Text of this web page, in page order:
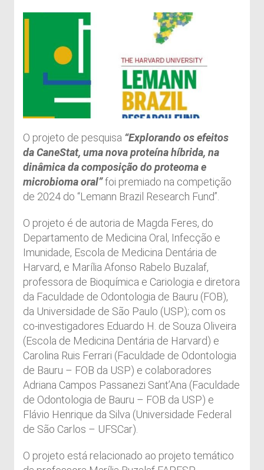
O projeto de pesquisa “Explorando os efeitos
da CaneStat, uma nova proteína híbrida, na
dinâmica da composição do proteoma e
microbioma oral”foi premiado na competição
de 2024 do “Lemann Brazil Research Fund”.
O projeto é de autoria de Magda Feres, do
Departamento de Medicina Oral, Infecção e
Imunidade, Escola de Medicina Dentária de
Harvard, e Marília Afonso Rabelo Buzalaf,
professora de Bioquímica e Cariologia e diretora
da Faculdade de Odontologia de Bauru (FOB),
da Universidade de São Paulo (USP); com os
co-investigadores Eduardo H. de Souza Oliveira
(Escola de Medicina Dentária de Harvard) e
Carolina Ruis Ferrari (Faculdade de Odontologia
de Bauru – FOB da USP) e colaboradores
Adriana Campos Passanezi Sant’Ana (Faculdade
de Odontologia de Bauru – FOB da USP) e
Flávio Henrique da Silva (Universidade Federal
de São Carlos – UFSCar).
O projeto está relacionado ao projeto temático